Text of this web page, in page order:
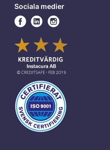
Sociala medier